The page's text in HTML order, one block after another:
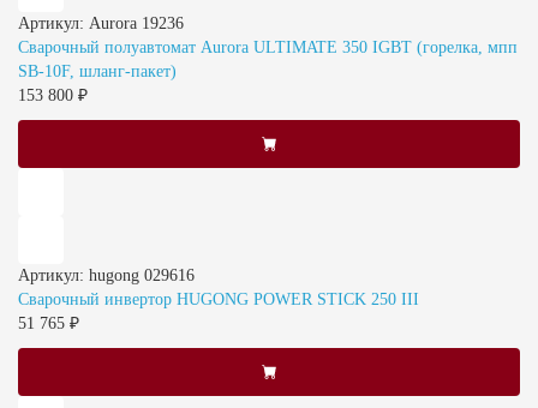
Артикул: Aurora 19236
Сварочный полуавтомат Aurora ULTIMATE 350 IGBT (горелка, мпп
SB-10F, шланг-пакет)
153 800 ₽
Артикул: hugong 029616
Сварочный инвертор HUGONG POWER STICK 250 III
51 765 ₽